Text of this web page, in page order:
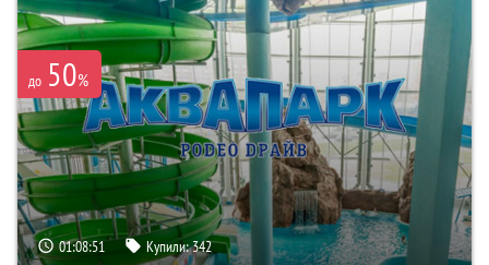
до 50%
01:08:50 Купили:342